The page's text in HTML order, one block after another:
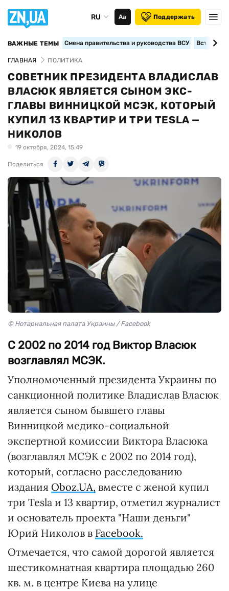
RU Аа Поддержать
ВАЖНЫЕ ТЕМЫ Смена правительства и руководства ВСУ
ГЛАВНАЯ ПОЛИТИКА
СОВЕТНИК ПРЕЗИДЕНТА ВЛАДИСЛАВ
ВЛАСЮК ЯВЛЯЕТСЯ СЫНОМ ЭКС-
ГЛАВЫ ВИННИЦКОЙ МСЭК, КОТОРЫЙ
КУПИЛ 13 КВАРТИР И ТРИ TESLA —
НИКОЛОВ
19 октября, 2024, 15:49
Поделиться
© Нотариальная палата Украины / Facebook
С 2002 по 2014 год Виктор Власюк
возглавлял МСЭК.
Уполномоченный президента Украины по
санкционной политике Владислав Власюк
является сыном бывшего главы
Винницкой медико-социальной
экспертной комиссии Виктора Власюка
(возглавлял МСЭК с 2002 по 2014 год),
который, согласно расследованию
издания Oboz.UA, вместе с женой купил
три Tesla и 13 квартир, отметил журналист
и основатель проекта "Наши деньги"
Юрий Николов в Facebook.
Отмечается, что самой дорогой является
шестикомнатная квартира площадью 260
кв. м. в центре Киева на улице